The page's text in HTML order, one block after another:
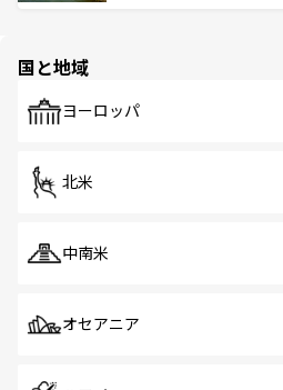
で、ホーカーズは地元の風
国と地域
ヨーロッパ
北米
中南米
オセアニア